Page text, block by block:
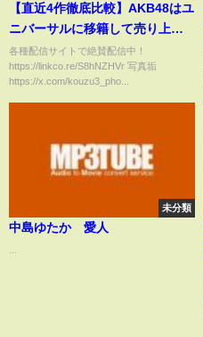
【直近4作徹底比較】AKB48はユ
ニバーサルに移籍して売り上げ
と利益がどう変わったのか？に
ついて48古参が思うこと
【AKB48】
各種配信サイトで絶賛配信中！
https://linkco.re/S8hNZHVr 写真垢
https://x.com/kouzu3_pho...
未分類
中島ゆたか 愛人